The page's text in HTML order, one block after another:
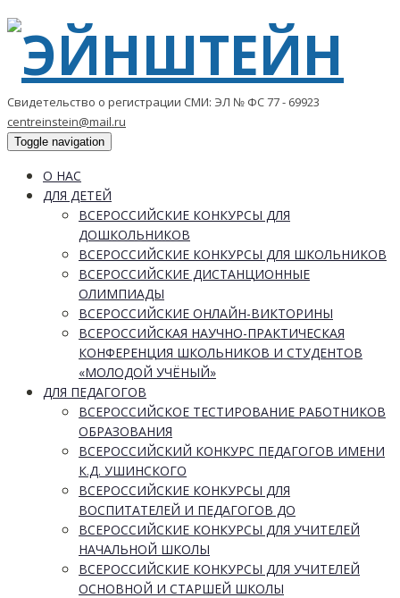
Свидетельство о регистрации СМИ: ЭЛ № ФС 77 - 69923
centreinstein@mail.ru
Toggle navigation
О НАС
ДЛЯ ДЕТЕЙ
ВСЕРОССИЙСКИЕ КОНКУРСЫ ДЛЯ
ДОШКОЛЬНИКОВ
ВСЕРОССИЙСКИЕ КОНКУРСЫ ДЛЯ ШКОЛЬНИКОВ
ВСЕРОССИЙСКИЕ ДИСТАНЦИОННЫЕ
ОЛИМПИАДЫ
ВСЕРОССИЙСКИЕ ОНЛАЙН-ВИКТОРИНЫ
ВСЕРОССИЙСКАЯ НАУЧНО-ПРАКТИЧЕСКАЯ
КОНФЕРЕНЦИЯ ШКОЛЬНИКОВ И СТУДЕНТОВ
«МОЛОДОЙ УЧЁНЫЙ»
ДЛЯ ПЕДАГОГОВ
ВСЕРОССИЙСКОЕ ТЕСТИРОВАНИЕ РАБОТНИКОВ
ОБРАЗОВАНИЯ
ВСЕРОССИЙСКИЙ КОНКУРС ПЕДАГОГОВ ИМЕНИ
К.Д. УШИНСКОГО
ВСЕРОССИЙСКИЕ КОНКУРСЫ ДЛЯ
ВОСПИТАТЕЛЕЙ И ПЕДАГОГОВ ДО
ВСЕРОССИЙСКИЕ КОНКУРСЫ ДЛЯ УЧИТЕЛЕЙ
НАЧАЛЬНОЙ ШКОЛЫ
ВСЕРОССИЙСКИЕ КОНКУРСЫ ДЛЯ УЧИТЕЛЕЙ
ОСНОВНОЙ И СТАРШЕЙ ШКОЛЫ